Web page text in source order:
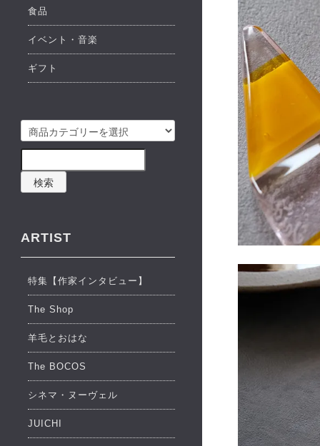
食品
イベント・音楽
ギフト
検索
ARTIST
特集【作家インタビュー】
The Shop
羊毛とおはな
The BOCOS
シネマ・ヌーヴェル
JUICHI